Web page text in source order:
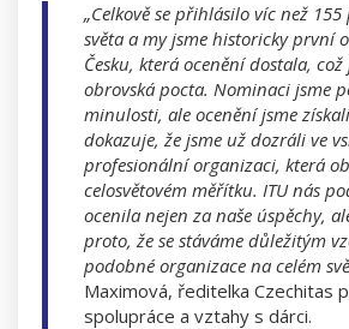
„Celkově se přihlásilo víc než
světa a my jsme historicky první
Česku, která ocenění dostala,
obrovská pocta. Nominaci jsme
minulosti, ale ocenění jsme
dokazuje, že jsme už dozráli ve
profesionální organizaci, která
celosvětovém měřítku. ITU nás
ocenila nejen za naše úspěchy,
proto, že se stáváme důležitým
podobné organizace na celém
Maximová, ředitelka Czechitas
spolupráce a vztahy s dárci.